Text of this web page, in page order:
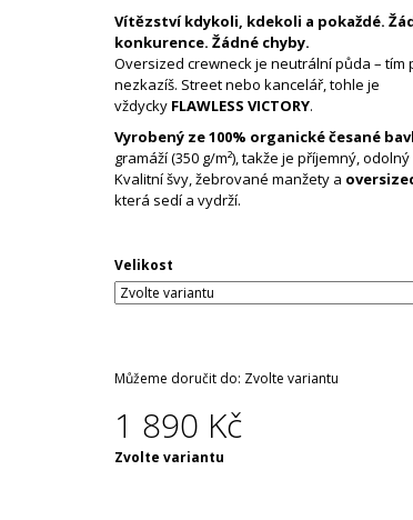
Vítězství kdykoli, kdekoli a pokaždé.
konkurence. Žádné chyby.
Oversized crewneck je neutrální půda – tím
nezkazíš. Street nebo kancelář, tohle je
vždycky FLAWLESS VICTORY.
Vyrobený ze 100% organické česané
gramáží (350 g/m²), takže je příjemný,
Kvalitní švy, žebrované manžety a
která sedí a vydrží.
Velikost
Můžeme doručit do: Zvolte variantu
1 890 Kč
Měrná
Zvolte variantu